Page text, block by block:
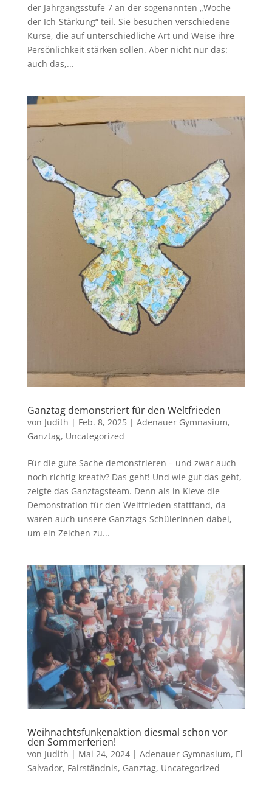
der Jahrgangsstufe 7 an der sogenannten „Woche
der Ich-Stärkung“ teil. Sie besuchen verschiedene
Kurse, die auf unterschiedliche Art und Weise ihre
Persönlichkeit stärken sollen. Aber nicht nur das:
auch das,...
Ganztag demonstriert für den Weltfrieden
von Judith | Feb. 8, 2025| Adenauer Gymnasium,
Ganztag, Uncategorized
Für die gute Sache demonstrieren – und zwar auch
noch richtig kreativ? Das geht! Und wie gut das geht,
zeigte das Ganztagsteam. Denn als in Kleve die
Demonstration für den Weltfrieden stattfand, da
waren auch unsere Ganztags-SchülerInnen dabei,
um ein Zeichen zu...
Weihnachtsfunkenaktion diesmal schon vor
den Sommerferien!
von Judith | Mai 24, 2024| Adenauer Gymnasium, El
Salvador, Fairständnis, Ganztag, Uncategorized